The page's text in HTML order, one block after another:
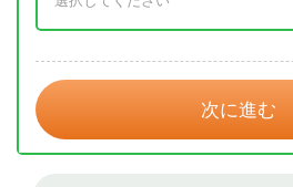
次に進む